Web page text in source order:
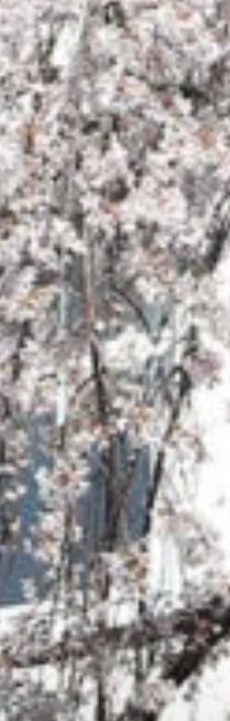
on line229 Warning
: Attempt to read property